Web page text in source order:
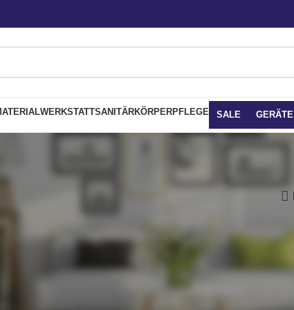
WERKSTATTSANITÄRKÖRPERPFLEGE SALE GERÄTE